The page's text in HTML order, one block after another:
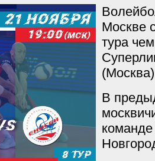
Москве
тура
В